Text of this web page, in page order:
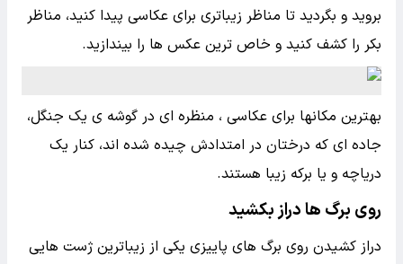
بروید و بگردید تا مناظر زیباتری برای عکاسی پیدا کنید، مناظر
بکر را کشف کنید و خاص ترین عکس ها را بیندازید.
بهترین مکانها برای عکاسی ، منظره ای در گوشه ی یک جنگل،
جاده ای که درختان در امتدادش چیده شده اند، کنار یک
دریاچه و یا برکه زیبا هستند.
روی برگ ها دراز بکشید
دراز کشیدن روی برگ های پاییزی یکی از زیباترین ژست هایی